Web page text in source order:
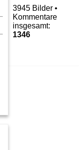
3945 Bilder •
Kommentare
insgesamt:
1346